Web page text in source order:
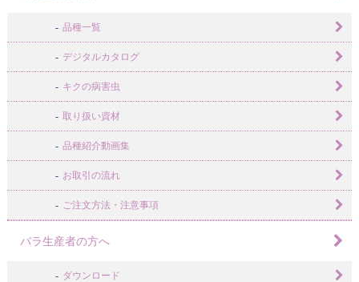
品種一覧
デジタルカタログ
キクの病害虫
取り扱い資材
品種紹介動画集
お取引の流れ
ご注文方法・注意事項
バラ生産者の方へ
ダウンロード